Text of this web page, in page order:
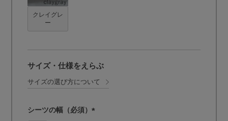
クレイグレ
ー
サイズ・仕様をえらぶ
サイズの選び方について
シーツの幅（必須）